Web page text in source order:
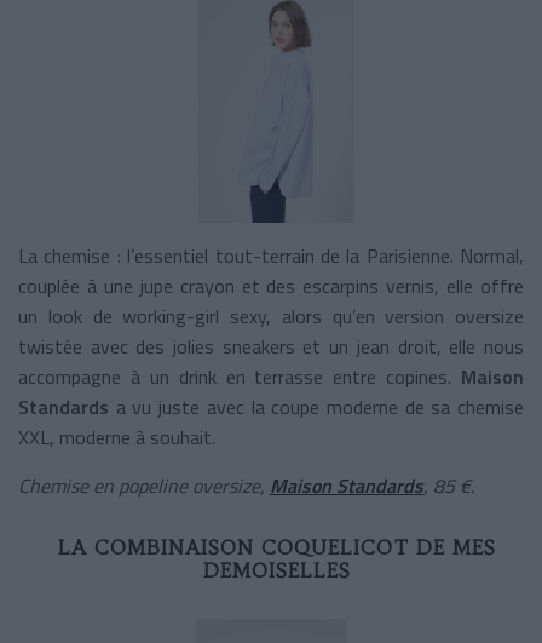
La chemise : l’essentiel tout-terrain de la Parisienne. Normal,
couplée à une jupe crayon et des escarpins vernis, elle offre
un look de working-girl sexy, alors qu’en version oversize
twistée avec des jolies sneakers et un jean droit, elle nous
accompagne à un drink en terrasse entre copines. Maison
Standards a vu juste avec la coupe moderne de sa chemise
XXL, moderne à souhait.
Chemise en popeline oversize, Maison Standards, 85 €.
LA COMBINAISON COQUELICOT DE MES
DEMOISELLES